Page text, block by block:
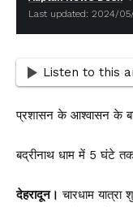
Last updated: 2024/05/
Listen to this
प्रशासन के आश्वासन के
बद्रीनाथ धाम में 5 घंटे तक
देहरादून। चारधाम